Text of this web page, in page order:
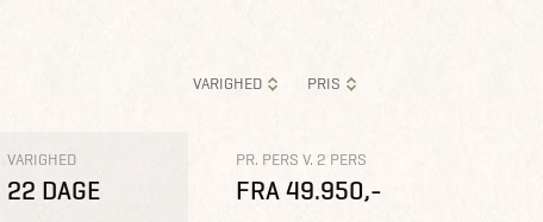
VARIGHED PRIS
VARIGHED
22 DAGE
PR. PERS V. 2 PERS
FRA 49.950,-